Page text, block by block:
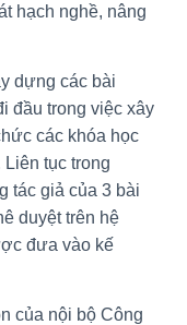
hạch nghề, nâng
dựng các bài
đầu trong việc xây
các khóa học
tục trong
tác giả của 3 bài
duyệt trên hệ
đưa vào kế
của nội bộ Công